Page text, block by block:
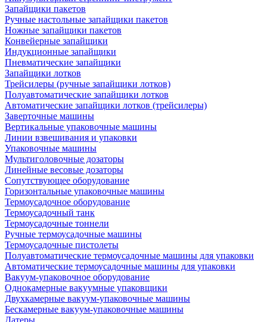
Запайщики пакетов
Ручные настольные запайщики пакетов
Ножные запайщики пакетов
Конвейерные запайщики
Индукционные запайщики
Пневматические запайщики
Запайщики лотков
Трейсилеры (ручные запайщики лотков)
Полуавтоматические запайщики лотков
Автоматические запайщики лотков (трейсилеры)
Заверточные машины
Вертикальные упаковочные машины
Линии взвешивания и упаковки
Упаковочные машины
Мультиголовочные дозаторы
Линейные весовые дозаторы
Сопутствующее оборудование
Горизонтальные упаковочные машины
Термоусадочное оборудование
Термоусадочный танк
Термоусадочные тоннели
Ручные термоусадочные машины
Термоусадочные пистолеты
Полуавтоматические термоусадочные машины для упаковки
Автоматические термоусадочные машины для упаковки
Вакуум-упаковочное оборудование
Однокамерные вакуумные упаковщики
Двухкамерные вакуум-упаковочные машины
Бескамерные вакуум-упаковочные машины
Датеры